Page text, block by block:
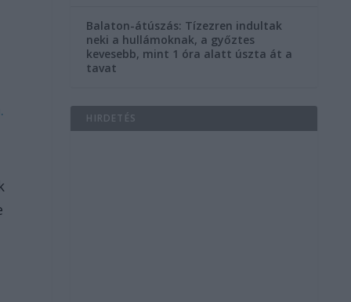
Balaton-átúszás: Tízezren indultak
neki a hullámoknak, a győztes
kevesebb, mint 1 óra alatt úszta át a
tavat
HIRDETÉS